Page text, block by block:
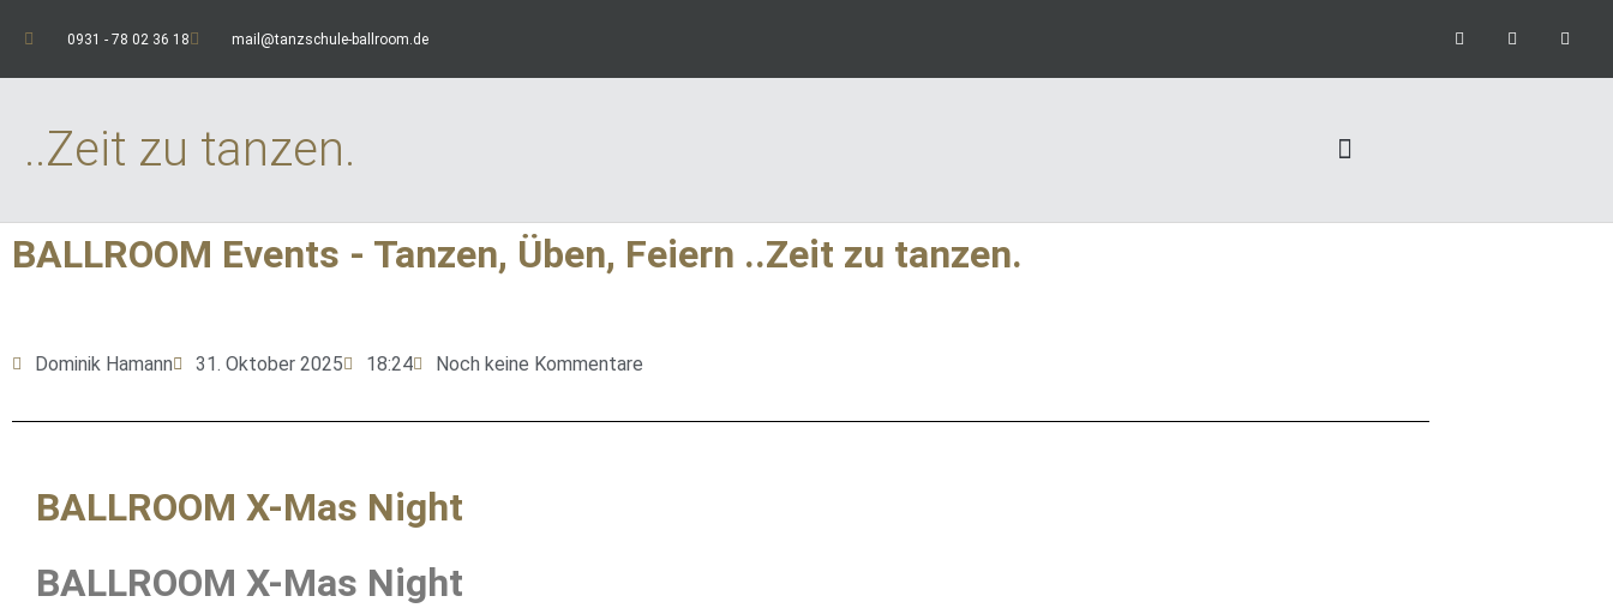
0931 - 78 02 36 18 mail@tanzschule-ballroom.de
..Zeit zu tanzen.
BALLROOM Events - Tanzen, Üben, Feiern ..Zeit zu tanzen.
Dominik Hamann 31. Oktober 2025 18:24 Noch keine Kommentare
BALLROOM X-Mas Night
BALLROOM X-Mas Night